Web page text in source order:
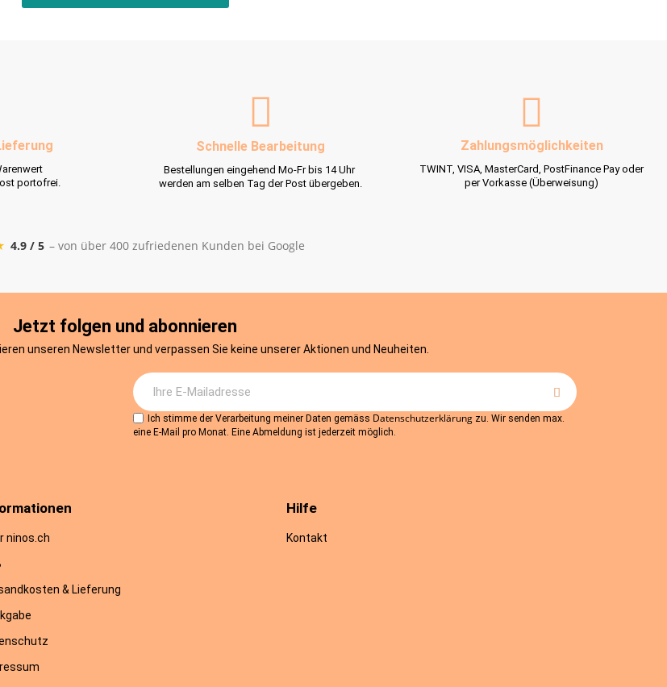
portofrei.
Schnelle Bearbeitung
Bestellungen eingehend Mo-Fr bis 14 Uhr
werden am selben Tag der Post übergeben.
Zahlungsmöglichkeiten
TWINT, VISA, MasterCard, PostFinance Pay oder
per Vorkasse (Überweisung)
4.9 / 5 – von über 400 zufriedenen Kunden bei Google
Jetzt folgen und abonnieren
unseren Newsletter und verpassen Sie keine unserer Aktionen und Neuheiten.
Ich stimme der Verarbeitung meiner Daten gemäss Datenschutzerklärung zu. Wir senden max.
eine E-Mail pro Monat. Eine Abmeldung ist jederzeit möglich.
ninos.ch
& Lieferung
Hilfe
Kontakt